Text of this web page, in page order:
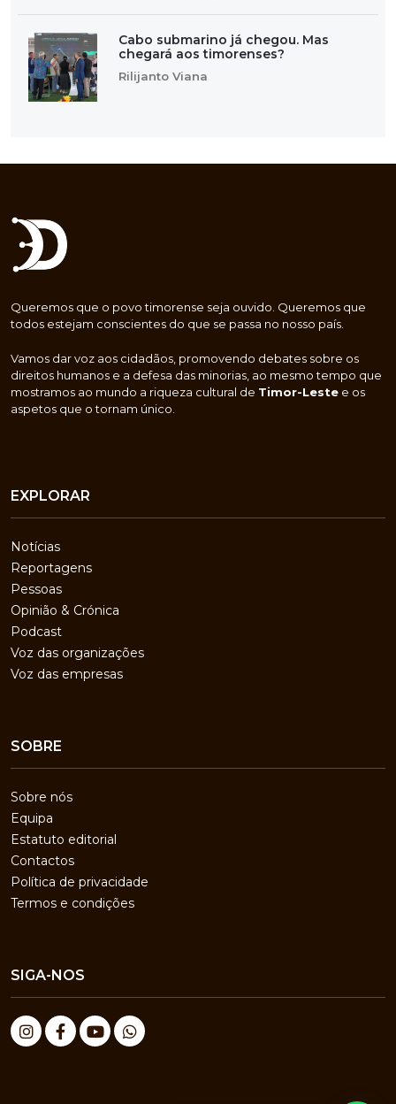
Cabo submarino já chegou. Mas
chegará aos timorenses?
Rilijanto Viana
Queremos que o povo timorense seja ouvido. Queremos que
todos estejam conscientes do que se passa no nosso país.
Vamos dar voz aos cidadãos, promovendo debates sobre os
direitos humanos e a defesa das minorias, ao mesmo tempo que
mostramos ao mundo a riqueza cultural de Timor-Leste e os
aspetos que o tornam único.
EXPLORAR
Notícias
Reportagens
Pessoas
Opinião & Crónica
Podcast
Voz das organizações
Voz das empresas
SOBRE
Sobre nós
Equipa
Estatuto editorial
Contactos
Política de privacidade
Termos e condições
SIGA-NOS